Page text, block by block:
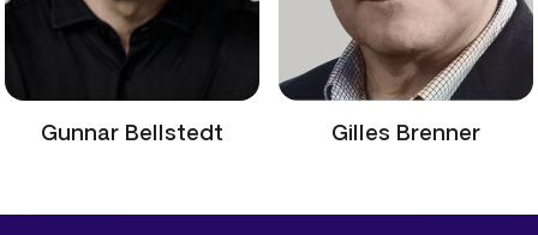
Gunnar Bellstedt Gilles Brenner